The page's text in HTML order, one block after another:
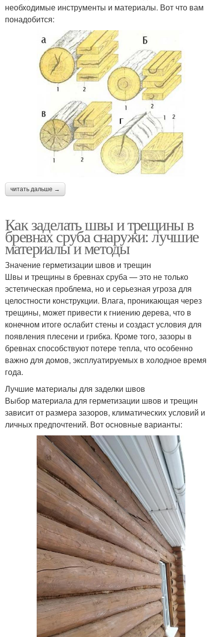
необходимые инструменты и материалы. Вот что вам
понадобится:
читать дальше →
Как заделать швы и трещины в
бревнах сруба снаружи: лучшие
материалы и методы
Значение герметизации швов и трещин
Швы и трещины в бревнах сруба — это не только
эстетическая проблема, но и серьезная угроза для
целостности конструкции. Влага, проникающая через
трещины, может привести к гниению дерева, что в
конечном итоге ослабит стены и создаст условия для
появления плесени и грибка. Кроме того, зазоры в
бревнах способствуют потере тепла, что особенно
важно для домов, эксплуатируемых в холодное время
года.
Лучшие материалы для заделки швов
Выбор материала для герметизации швов и трещин
зависит от размера зазоров, климатических условий и
личных предпочтений. Вот основные варианты: